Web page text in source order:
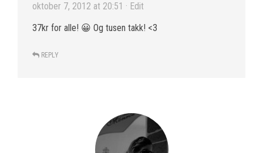
oktober 7, 2012 at 20:51 · Edit
37kr for alle! 😀 Og tusen takk! <3
REPLY